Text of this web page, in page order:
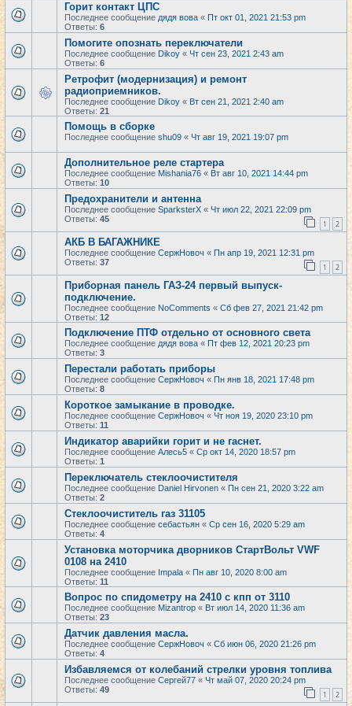
Горит контакт ЦПС
Последнее сообщение дядя вова « Пт окт 01, 2021 21:53 pm
Ответы: 6
Помогите опознать переключатели
Последнее сообщение Dikoy « Чт сен 23, 2021 2:43 am
Ответы: 6
Ретрофит (модернизация) и ремонт
радиоприемников.
Последнее сообщение Dikoy « Вт сен 21, 2021 2:40 am
Ответы: 21
Помощь в сборке
Последнее сообщение shu09 « Чт авг 19, 2021 19:07 pm
Дополнительное реле стартера
Последнее сообщение Mishania76 « Вт авг 10, 2021 14:44 pm
Ответы: 10
Предохранители и антенна
Последнее сообщение SparksterX « Чт июл 22, 2021 22:09 pm
Ответы: 45 1 2
АКБ В БАГАЖНИКЕ
Последнее сообщение СержНовоч « Пн апр 19, 2021 12:31 pm
Ответы: 37 1 2
Приборная панель ГАЗ-24 первый выпуск-
подключение.
Последнее сообщение NoComments « Сб фев 27, 2021 21:42 pm
Ответы: 12
Подключение ПТФ отдельно от основного света
Последнее сообщение дядя вова « Пт фев 12, 2021 20:23 pm
Ответы: 3
Перестали работать приборы
Последнее сообщение СержНовоч « Пн янв 18, 2021 17:48 pm
Ответы: 8
Короткое замыкание в проводке.
Последнее сообщение СержНовоч « Чт ноя 19, 2020 23:10 pm
Ответы: 11
Индикатор аварийки горит и не гаснет.
Последнее сообщение Алесь5 « Ср окт 14, 2020 18:57 pm
Ответы: 1
Переключатель стеклоочистителя
Последнее сообщение Daniel Hirvonen « Пн сен 21, 2020 3:22 am
Ответы: 2
Стеклоочиститель газ 31105
Последнее сообщение себастьян « Ср сен 16, 2020 5:29 am
Ответы: 4
Установка моторчика дворников СтартВольт VWF
0108 на 2410
Последнее сообщение Impala « Пн авг 10, 2020 8:00 am
Ответы: 11
Вопрос по спидометру на 2410 с кпп от 3110
Последнее сообщение Mizantrop « Вт июл 14, 2020 11:36 am
Ответы: 23
Датчик давления масла.
Последнее сообщение СержНовоч « Сб июн 06, 2020 21:26 pm
Ответы: 4
Избавляемся от колебаний стрелки уровня топлива
Последнее сообщение Сергей77 « Чт май 07, 2020 20:24 pm
Ответы: 49 1 2